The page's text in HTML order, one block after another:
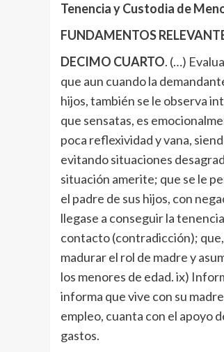
Tenencia y Custodia de
FUNDAMENTOS
DECIMO CUARTO. (…)
que aun cuando la
hijos, también se le observa
que sensatas, es
poca reflexividad y vana,
evitando situaciones
situación amerite; que se le
el padre de sus hijos, con
llegase a conseguir la
contacto (contradicción);
madurar el rol de madre y
los menores de edad. ix)
informa que vive con su
empleo, cuanta con el apoyo
gastos.